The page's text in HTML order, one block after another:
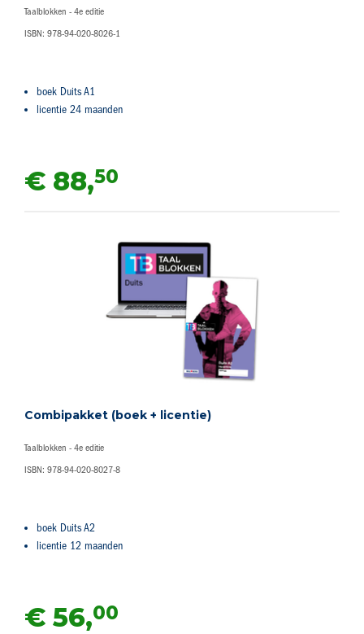
Taalblokken - 4e editie
ISBN: 978-94-020-8026-1
boek Duits A1
licentie 24 maanden
€ 88,50
Combipakket (boek + licentie)
Taalblokken - 4e editie
ISBN: 978-94-020-8027-8
boek Duits A2
licentie 12 maanden
€ 56,00